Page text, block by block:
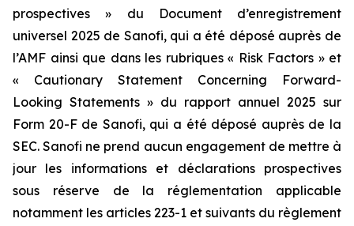
prospectives » du Document d’enregistrement
universel 2025 de Sanofi, qui a été déposé auprès de
l’AMF ainsi que dans les rubriques « Risk Factors » et
« Cautionary Statement Concerning Forward-
Looking Statements » du rapport annuel 2025 sur
Form 20-F de Sanofi, qui a été déposé auprès de la
SEC. Sanofi ne prend aucun engagement de mettre à
jour les informations et déclarations prospectives
sous réserve de la réglementation applicable
notamment les articles 223-1 et suivants du règlement